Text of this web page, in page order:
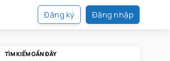
Đăng ký Đăng nhập
TÌM KIẾM GẦN ĐÂY